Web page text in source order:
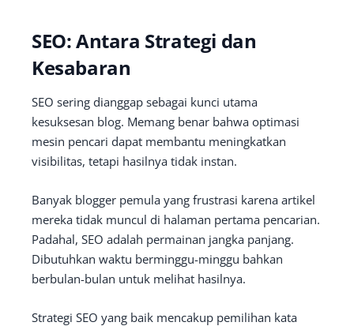
SEO: Antara Strategi dan
Kesabaran
SEO sering dianggap sebagai kunci utama
kesuksesan blog. Memang benar bahwa optimasi
mesin pencari dapat membantu meningkatkan
visibilitas, tetapi hasilnya tidak instan.
Banyak blogger pemula yang frustrasi karena artikel
mereka tidak muncul di halaman pertama pencarian.
Padahal, SEO adalah permainan jangka panjang.
Dibutuhkan waktu berminggu-minggu bahkan
berbulan-bulan untuk melihat hasilnya.
Strategi SEO yang baik mencakup pemilihan kata